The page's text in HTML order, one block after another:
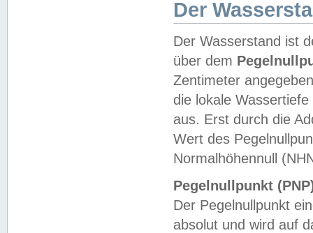
Der
Der Wasserstand ist
über dem
Zentimeter
die lokale
aus. Erst durch die
Wert des
Normalhöhennull
Pegelnullpunkt
Der Pegelnullpunkt
absolut und wird auf